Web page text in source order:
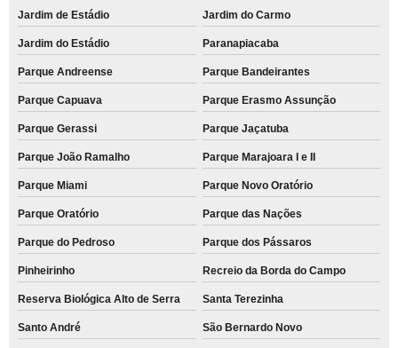
Jardim de Estádio Jardim do Carmo
Jardim do Estádio Paranapiacaba
Parque Andreense Parque Bandeirantes
Parque Capuava Parque Erasmo Assunção
Parque Gerassi Parque Jaçatuba
Parque João Ramalho Parque Marajoara I e II
Parque Miami Parque Novo Oratório
Parque Oratório Parque das Nações
Parque do Pedroso Parque dos Pássaros
Pinheirinho Recreio da Borda do Campo
Reserva Biológica Alto de Serra Santa Terezinha
Santo André São Bernardo Novo